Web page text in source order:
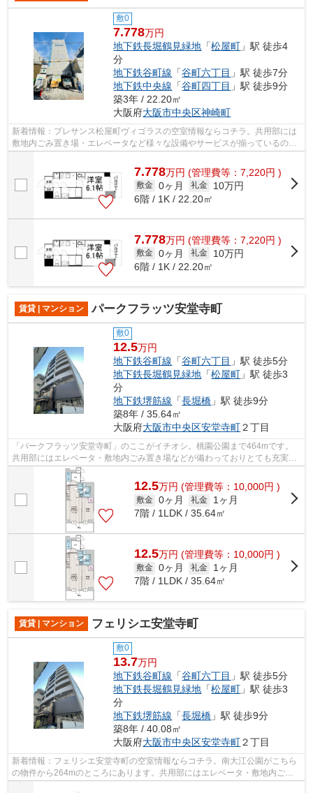
敷0
7.778万円
地下鉄長堀鶴見緑地 「松屋町 」駅 徒歩4
分
地下鉄谷町線 「谷町六丁目 」駅 徒歩7分
地下鉄中央線 「谷町四丁目 」駅 徒歩9分
築3年 / 22.20㎡
大阪府大阪市中央区神崎町
新着情報：プレサンス松屋町ヴィゴラスの空室情報ならコチラ。共用部には
敷地内ごみ置き場・エレベータなど様々な設備やサービスが揃っているので
7.778万円 (管理費等：7,220円 )
敷金 0ヶ月 礼金
10万円
6階 / 1K / 22.20㎡
7.778万円 (管理費等：7,220円 )
敷金 0ヶ月 礼金
10万円
6階 / 1K / 22.20㎡
賃貸 | マンション パークフラッツ安堂寺町
敷0
12.5万円
地下鉄谷町線 「谷町六丁目 」駅 徒歩5分
地下鉄長堀鶴見緑地 「松屋町 」駅 徒歩3
分
地下鉄堺筋線 「長堀橋 」駅 徒歩9分
築8年 / 35.64㎡
大阪府大阪市中央区安堂寺町２丁目
「パークフラッツ安堂寺町」のここがイチオシ。桃園公園まで464mです。
共用部にはエレベータ・敷地内ごみ置き場などが備わっておりとても充実し
ています。3駅以上利用可で多方面へのア...
12.5万円 (管理費等：10,000円 )
敷金 0ヶ月 礼金
1ヶ月
7階 / 1LDK / 35.64㎡
12.5万円 (管理費等：10,000円 )
敷金 0ヶ月 礼金
1ヶ月
7階 / 1LDK / 35.64㎡
賃貸 | マンション フェリシエ安堂寺町
敷0
13.7万円
地下鉄谷町線 「谷町六丁目 」駅 徒歩5分
地下鉄長堀鶴見緑地 「松屋町 」駅 徒歩3
分
地下鉄堺筋線 「長堀橋 」駅 徒歩9分
築8年 / 40.08㎡
大阪府大阪市中央区安堂寺町２丁目
新着情報：フェリシエ安堂寺町の空室情報ならコチラ。南大江公園がこちら
の物件から264mのところにあります。共用部にはエレベータ・敷地内ごみ
置き場など様々な設備やサービスが揃っ...